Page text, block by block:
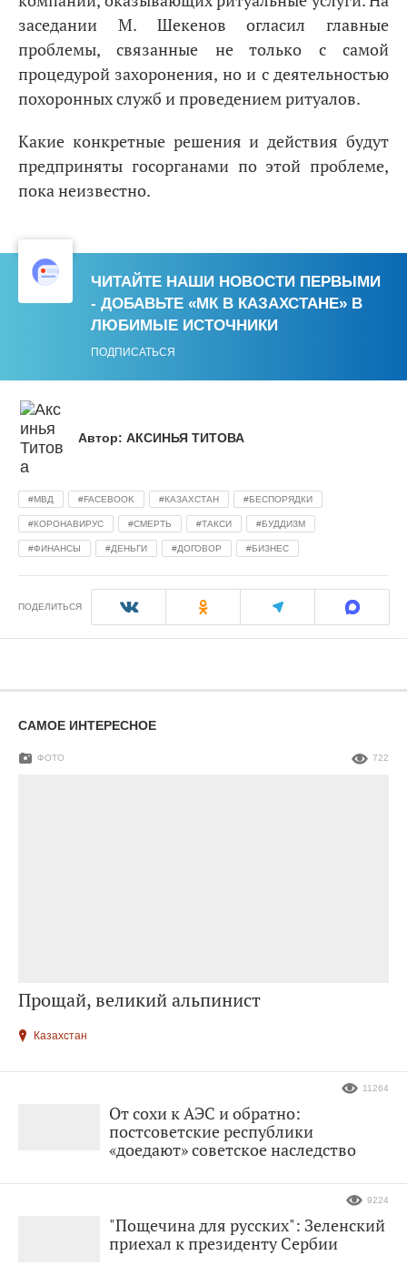
заседании М. Шекенов огласил главные
проблемы, связанные не только с самой
процедурой захоронения, но и с деятельностью
похоронных служб и проведением ритуалов.
Какие конкретные решения и действия будут
предприняты госорганами по этой проблеме,
пока неизвестно.
ЧИТАЙТЕ НАШИ НОВОСТИ ПЕРВЫМИ
- ДОБАВЬТЕ «МК В КАЗАХСТАНЕ» В
ЛЮБИМЫЕ ИСТОЧНИКИ
ПОДПИСАТЬСЯ
Автор: АКСИНЬЯ ТИТОВА
МВД FACEBOOK КАЗАХСТАН БЕСПОРЯДКИ
КОРОНАВИРУС СМЕРТЬ ТАКСИ БУДДИЗМ
ФИНАНСЫ ДЕНЬГИ ДОГОВОР БИЗНЕС
ПОДЕЛИТЬСЯ
САМОЕ ИНТЕРЕСНОЕ
Прощай, великий альпинист
ФОТО 722
Казахстан
От сохи к АЭС и обратно:
постсоветские республики
«доедают» советское наследство
11264
"Пощечина для русских": Зеленский
приехал к президенту Сербии
9224